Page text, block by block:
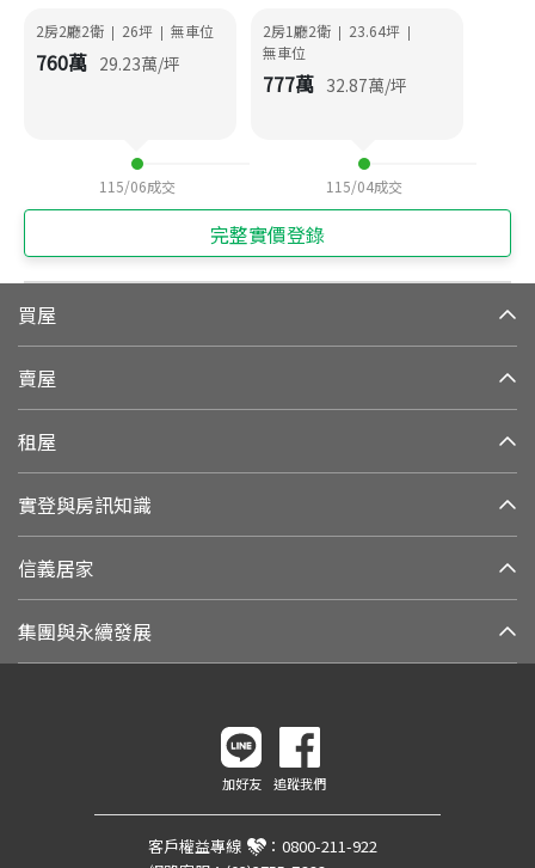
2房2廳2衛 | 26坪 | 無車位
760萬 29.23萬/坪
115/06成交
2房1廳2衛 | 23.64坪 |
無車位
777萬 32.87萬/坪
115/04成交
完整實價登錄
買屋
賣屋
租屋
實登與房訊知識
信義居家
集團與永續發展
加好友 追蹤我們
客戶權益專線 ： 0800-211-922